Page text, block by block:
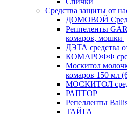
Средства защиты от
ДОМОВОЙ
Реппеленты
комаров, мошки
ДЭТА средства
КОМАРОФФ
Москитол
комаров 150 мл
МОСКИТОЛ
РАПТОР
Репелленты
ТАЙГА